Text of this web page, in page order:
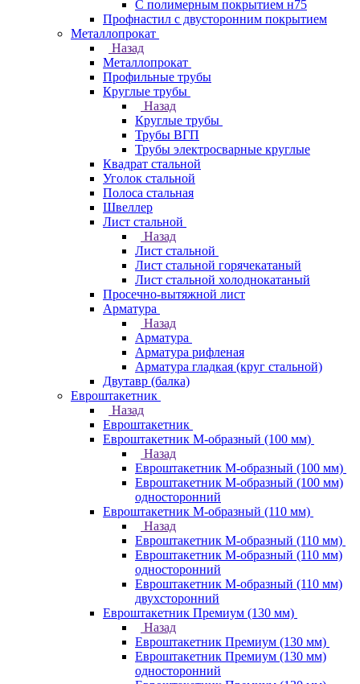
С полимерным покрытием н75
Профнастил с двусторонним покрытием
Металлопрокат
Назад
Металлопрокат
Профильные трубы
Круглые трубы
Назад
Круглые трубы
Трубы ВГП
Трубы электросварные круглые
Квадрат стальной
Уголок стальной
Полоса стальная
Швеллер
Лист стальной
Назад
Лист стальной
Лист стальной горячекатаный
Лист стальной холоднокатаный
Просечно-вытяжной лист
Арматура
Назад
Арматура
Арматура рифленая
Арматура гладкая (круг стальной)
Двутавр (балка)
Евроштакетник
Назад
Евроштакетник
Евроштакетник М-образный (100 мм)
Назад
Евроштакетник М-образный (100 мм)
Евроштакетник М-образный (100 мм)
односторонний
Евроштакетник М-образный (110 мм)
Назад
Евроштакетник М-образный (110 мм)
Евроштакетник М-образный (110 мм)
односторонний
Евроштакетник М-образный (110 мм)
двухсторонний
Евроштакетник Премиум (130 мм)
Назад
Евроштакетник Премиум (130 мм)
Евроштакетник Премиум (130 мм)
односторонний